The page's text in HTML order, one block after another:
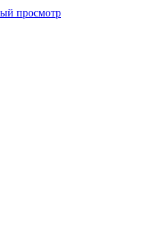
просмотр